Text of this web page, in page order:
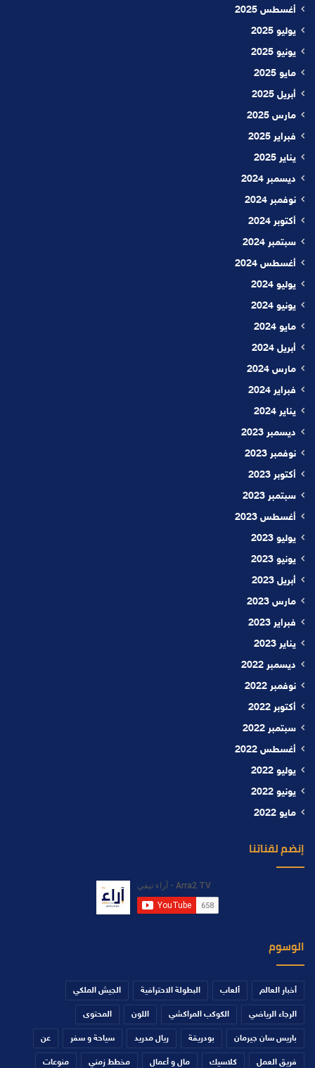
أغسطس 2025
يوليو 2025
يونيو 2025
مايو 2025
أبريل 2025
مارس 2025
فبراير 2025
يناير 2025
ديسمبر 2024
نوفمبر 2024
أكتوبر 2024
سبتمبر 2024
أغسطس 2024
يوليو 2024
يونيو 2024
مايو 2024
أبريل 2024
مارس 2024
فبراير 2024
يناير 2024
ديسمبر 2023
نوفمبر 2023
أكتوبر 2023
سبتمبر 2023
أغسطس 2023
يوليو 2023
يونيو 2023
أبريل 2023
مارس 2023
فبراير 2023
يناير 2023
ديسمبر 2022
نوفمبر 2022
أكتوبر 2022
سبتمبر 2022
أغسطس 2022
يوليو 2022
يونيو 2022
مايو 2022
إنضم لقناتنا
الوسوم
أخبار العالم ألعاب البطولة الاحترافية الجيش الملكي
الرجاء الرياضي الكوكب المراكشي اللون المحتوى
باريس سان جيرمان بودريقة ريال مدريد سياحة و سفر عن
فريق العمل كلاسيك مال و أعمال مخطط زمني منوعات